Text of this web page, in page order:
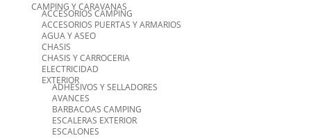
CAMPING Y CARAVANAS
ACCESORIOS CAMPING
ACCESORIOS PUERTAS Y ARMARIOS
AGUA Y ASEO
CHASIS
CHASIS Y CARROCERIA
ELECTRICIDAD
EXTERIOR
ADHESIVOS Y SELLADORES
AVANCES
BARBACOAS CAMPING
ESCALERAS EXTERIOR
ESCALONES